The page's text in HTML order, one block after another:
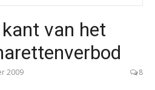
van het
2009 8